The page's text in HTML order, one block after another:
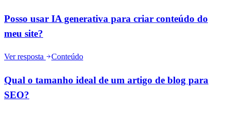
Posso usar IA generativa para criar conteúdo do
meu site?
Ver resposta Conteúdo
Qual o tamanho ideal de um artigo de blog para
SEO?